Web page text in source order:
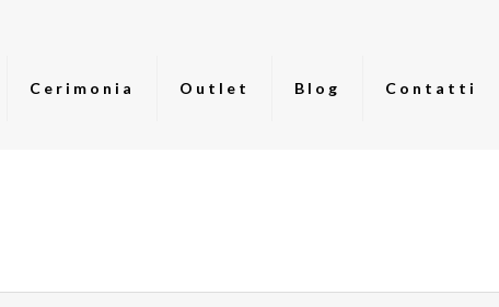
Cerimonia Outlet Blog Contatti